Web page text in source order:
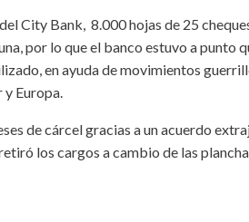
City Bank, 8.000 hojas de 25
por lo que el banco estuvo a punto
en ayuda de movimientos
Europa.
de cárcel gracias a un acuerdo
los cargos a cambio de las